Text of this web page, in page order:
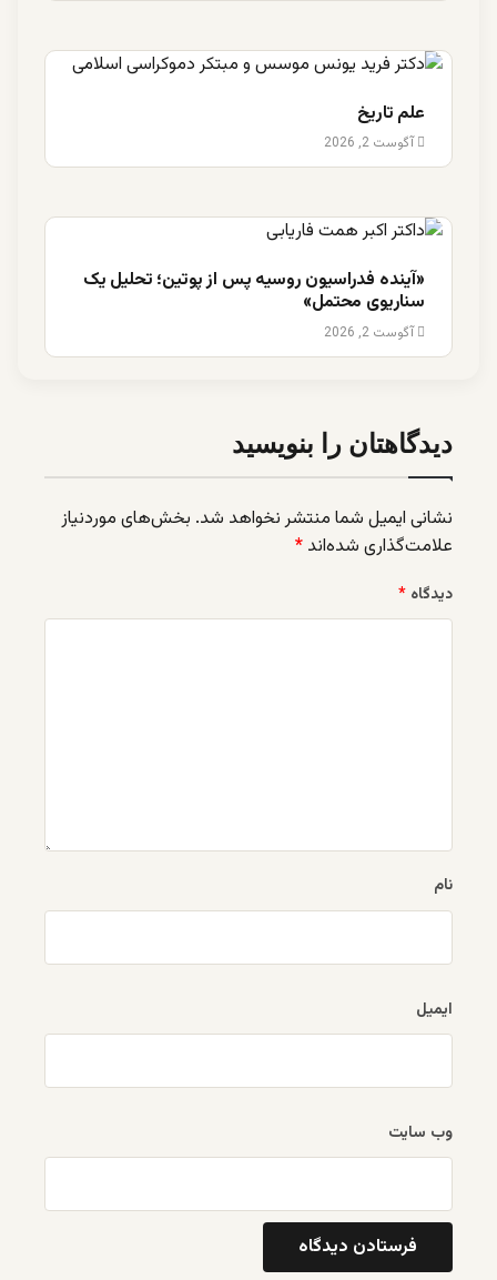
علم تاریخ
آگوست 2, 2026
«آینده فدراسیون روسیه پس از پوتین؛ تحلیل یک
سناریوی محتمل»
آگوست 2, 2026
دیدگاهتان را بنویسید
نشانی ایمیل شما منتشر نخواهد شد. بخش‌های موردنیاز
علامت‌گذاری شده‌اند *
دیدگاه *
نام
ایمیل
وب‌ سایت